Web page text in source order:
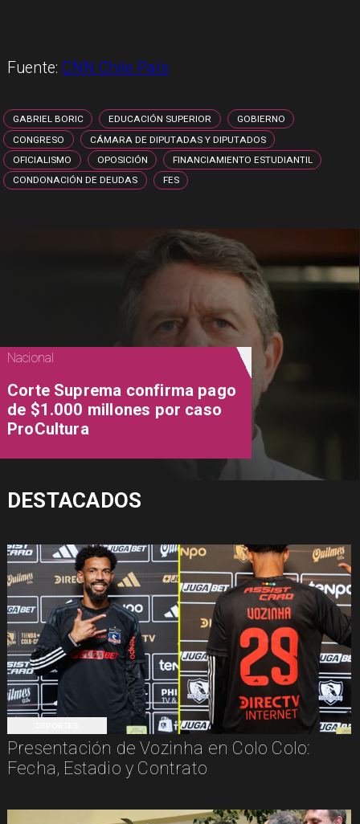
Fuente:CNN Chile País
GABRIEL BORIC EDUCACIÓN SUPERIOR
GOBIERNO
CONGRESO
CÁMARA DE DIPUTADAS Y DIPUTADOS
OFICIALISMO
OPOSICIÓN
FINANCIAMIENTO ESTUDIANTIL
CONDONACIÓN DE DEUDAS
FES
Presentación de Vozinha en Colo Colo:
Fecha, Estadio y Contrato
Nacional
Corte Suprema confirma pago
de $1.000 millones por caso
ProCultura
DESTACADOS